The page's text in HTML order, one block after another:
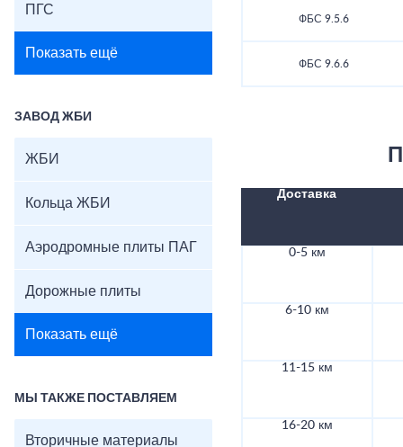
ПГС
Показать ещё
ЗАВОД ЖБИ
ЖБИ
Кольца ЖБИ
Аэродромные плиты ПАГ
Дорожные плиты
Показать ещё
МЫ ТАКЖЕ ПОСТАВЛЯЕМ
Вторичные материалы
ФБС 9.5.6
ФБС 9.6.6
Доставка
0-5 км
6-10 км
11-15 км
16-20 км